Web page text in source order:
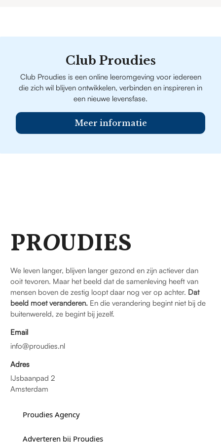
Club Proudies
Club Proudies is een online leeromgeving voor iedereen
die zich wil blijven ontwikkelen, verbinden en inspireren in
een nieuwe levensfase.
Meer informatie
PROUDIES
We leven langer, blijven langer gezond en zijn actiever dan
ooit tevoren. Maar het beeld dat de samenleving heeft van
mensen boven de zestig loopt daar nog ver op achter. Dat
beeld moet veranderen. En die verandering begint niet bij de
buitenwereld, ze begint bij jezelf.
Email
info@proudies.nl
Adres
IJsbaanpad 2
Amsterdam
Proudies Agency
Adverteren bij Proudies